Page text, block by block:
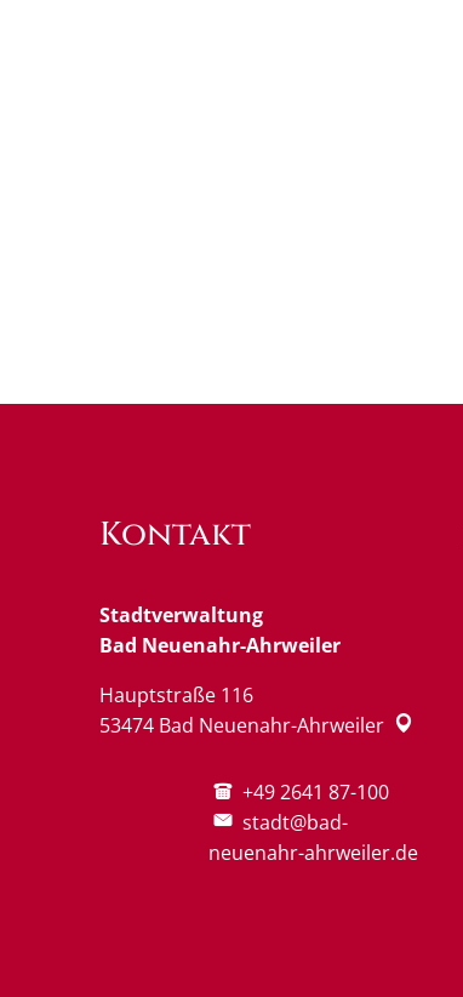
Kontakt
Stadtverwaltung
Bad Neuenahr-Ahrweiler
Hauptstraße 116
53474 Bad Neuenahr-Ahrweiler
+49 2641 87-100
stadt@bad-
neuenahr-ahrweiler.de